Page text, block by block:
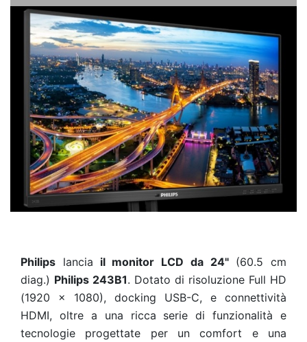
Philips lancia il monitor LCD da 24"(60.5 cm
diag.) Philips 243B1. Dotato di risoluzione Full HD
(1920 x 1080), docking USB-C, e connettività
HDMI, oltre a una ricca serie di funzionalità e
tecnologie progettate per un comfort e una